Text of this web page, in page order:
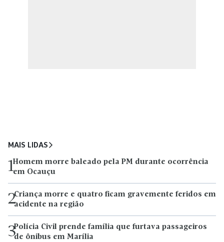
MAIS LIDAS
1Homem morre baleado pela PM durante ocorrência
em Ocauçu
2Criança morre e quatro ficam gravemente feridos em
acidente na região
3Polícia Civil prende família que furtava passageiros
de ônibus em Marília